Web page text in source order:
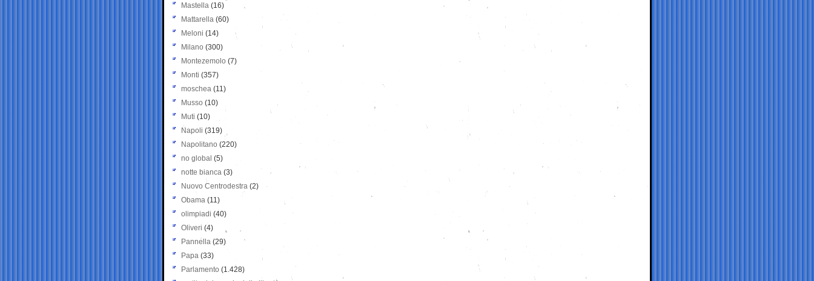
Mastella (16)
Mattarella (60)
Meloni (14)
Milano (300)
Montezemolo (7)
Monti (357)
moschea (11)
Musso (10)
Muti (10)
Napoli (319)
Napolitano (220)
no global (5)
notte bianca (3)
Nuovo Centrodestra (2)
Obama (11)
olimpiadi (40)
Oliveri (4)
Pannella (29)
Papa (33)
Parlamento (1.428)